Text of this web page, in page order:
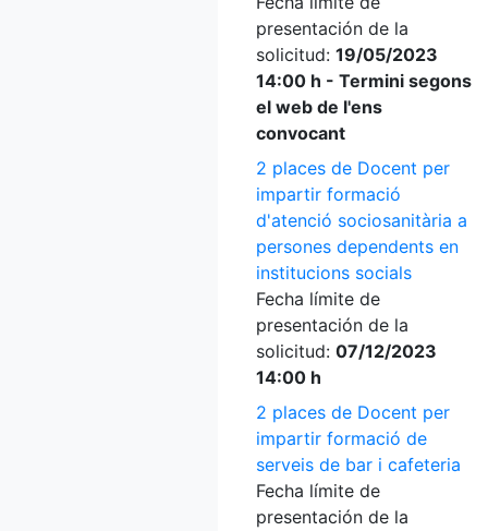
presentación de la
solicitud: 19/05/2023
14:00 h - Termini segons
el web de l'ens
convocant
2 places de Docent per
impartir formació
d'atenció sociosanitària a
persones dependents en
institucions socials
Fecha límite de
presentación de la
solicitud: 07/12/2023
14:00 h
2 places de Docent per
impartir formació de
serveis de bar i cafeteria
Fecha límite de
presentación de la